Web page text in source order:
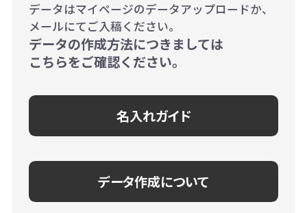
データはマイページのデータアップロードか、
メールにてご入稿ください。
データの作成方法につきましては
こちらをご確認ください。
名入れガイド
データ作成について